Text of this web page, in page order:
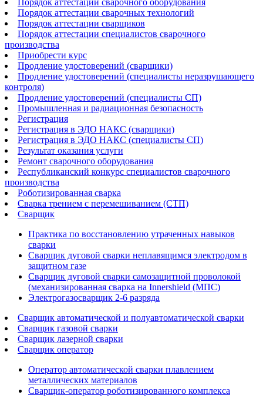
Порядок аттестации сварочного оборудования
Порядок аттестации сварочных технологий
Порядок аттестации сварщиков
Порядок аттестации специалистов сварочного
производства
Приобрести курс
Продление удостоверений (сварщики)
Продление удостоверений (специалисты неразрушающего
контроля)
Продление удостоверений (специалисты СП)
Промышленная и радиационная безопасность
Регистрация
Регистрация в ЭДО НАКС (сварщики)
Регистрация в ЭДО НАКС (специалисты СП)
Результат оказания услуги
Ремонт сварочного оборудования
Республиканский конкурс специалистов сварочного
производства
Роботизированная сварка​
Сварка трением с перемешиванием (СТП)
Сварщик
Практика по восстановлению утраченных навыков
сварки
Сварщик дуговой сварки неплавящимся электродом в
защитном газе
Сварщик дуговой сварки самозащитной проволокой
(механизированная сварка на Innershield (МПС)
Электрогазосварщик 2-6 разряда
Сварщик автоматической и полуавтоматической сварки
Сварщик газовой сварки
Сварщик лазерной сварки
Сварщик оператор
Оператор автоматической сварки плавлением
металлических материалов
Сварщик-оператор роботизированного комплекса